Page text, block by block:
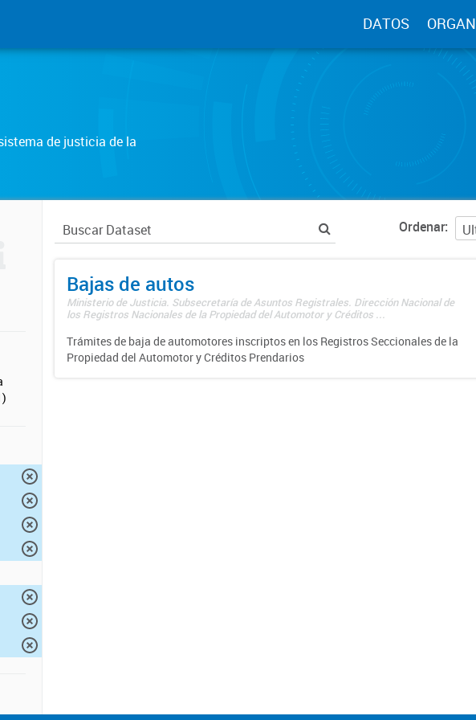
DATOS
de justicia de la
Ordenar
Bajas de autos
Ministerio de Justicia. Subsecretaría de Asuntos Registrales. Dirección Nacional de
los Registros Nacionales de la Propiedad del Automotor y Créditos ...
Trámites de baja de automotores inscriptos en los Registros Seccionales de la
Propiedad del Automotor y Créditos Prendarios